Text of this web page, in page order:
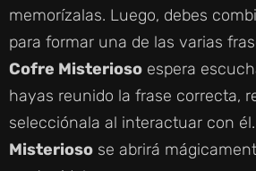
memorízalas. Luego, debes
para formar una de las varias
Cofre Misterioso espera
hayas reunido la frase correcta,
selecciónala al interactuar con él.
Misterioso se abrirá